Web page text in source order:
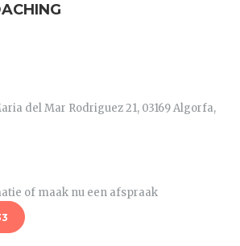
del Mar Rodriguez 21, 03169 Algorfa,
of maak nu een afspraak